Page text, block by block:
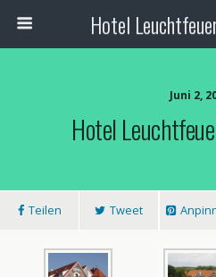
Hotel
Juni 2,
Hotel
Teilen Tweet